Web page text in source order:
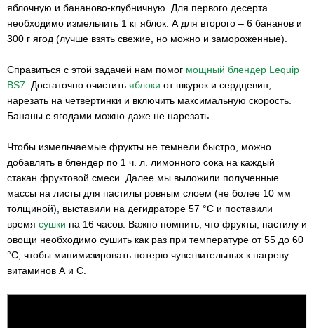
яблочную и бананово-клубничную. Для первого десерта
необходимо измельчить 1 кг яблок. А для второго – 6 бананов и
300 г ягод (лучше взять свежие, но можно и замороженные).
Справиться с этой задачей нам помог мощный блендер Lequip
BS7 . Достаточно очистить яблоки от шкурок и сердцевин,
нарезать на четвертинки и включить максимальную скорость.
Бананы с ягодами можно даже не нарезать.
Чтобы измельчаемые фрукты не темнели быстро, можно
добавлять в блендер по 1 ч. л. лимонного сока на каждый
стакан фруктовой смеси. Далее мы выложили полученные
массы на листы для пастилы ровным слоем (не более 10 мм
толщиной), выставили на дегидраторе 57 °С и поставили
время сушки на 16 часов. Важно помнить, что фрукты, пастилу и
овощи необходимо сушить как раз при температуре от 55 до 60
°C, чтобы минимизировать потерю чувствительных к нагреву
витаминов А и С.